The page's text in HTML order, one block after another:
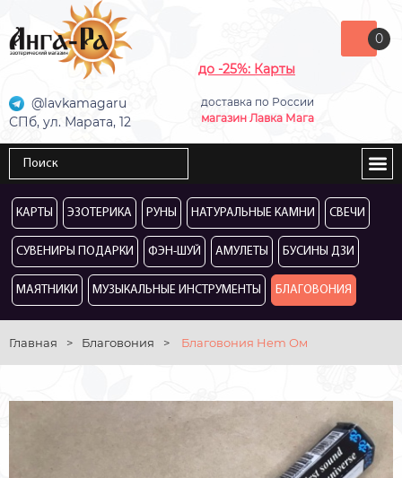
до -25%: Карты
доставка по России
магазин Лавка Мага
@lavkamagaru
СПб, ул. Марата, 12
0
КАРТЫ ЭЗОТЕРИКА РУНЫ НАТУРАЛЬНЫЕ КАМНИ СВЕЧИ
СУВЕНИРЫ ПОДАРКИ ФЭН-ШУЙ АМУЛЕТЫ БУСИНЫ ДЗИ
МАЯТНИКИ МУЗЫКАЛЬНЫЕ ИНСТРУМЕНТЫ БЛАГОВОНИЯ
Главная > Благовония > Благовония Hem Ом